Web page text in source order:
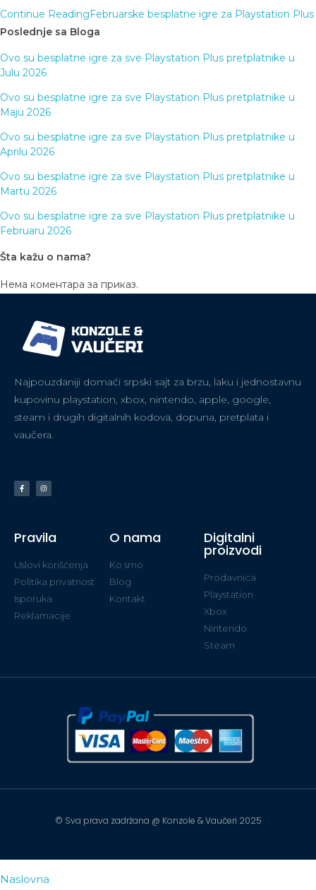
Continue ReadingFebruarske besplatne igre za Playstation Plus
Poslednje sa Bloga
Ovo su besplatne igre za sve Playstation Plus pretplatnike u
Julu 2026
Ovo su besplatne igre za sve Playstation Plus pretplatnike u
Maju 2026
Ovo su besplatne igre za sve Playstation Plus pretplatnike u
Aprilu 2026
Ovo su besplatne igre za sve Playstation Plus pretplatnike u
Martu 2026
Ovo su besplatne igre za sve Playstation Plus pretplatnike u
Februaru 2026
Šta kažu o nama?
Нема коментара за приказ.
Najpouzdaniji domaći srpski sajt za brzu, laku i jednostavnu
kupovinu playstation, xbox, nintendo, apple, google,
steam i drugih digitalnih kodova, dopuna, pretplata i
vaučera.
Pravila
Uslovi korišćenja
Politika privatnost
Isporuka
Reklamacije
O nama
Ko smo
Blog
Kontakt
Digitalni
proizvodi
Prodavnica
Playstation
Xbox
Nintendo
Steam
© Sva prava zadržana @ Konzole & Vaučeri 2025
Naslovna